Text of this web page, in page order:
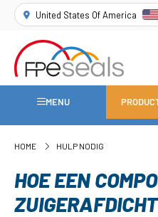
United States Of America
MENU
HOME HULP NODIG
HOE EEN